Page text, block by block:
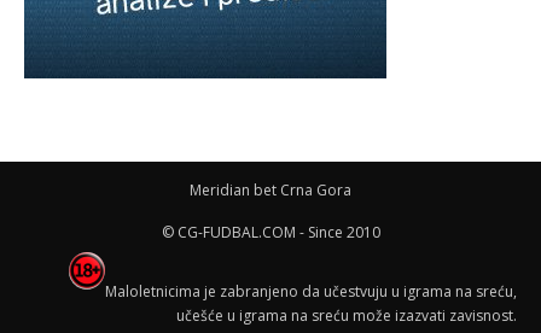
Meridian bet Crna Gora
© CG-FUDBAL.COM - Since 2010
Maloletnicima je zabranjeno da učestvuju u igrama na sreću,
učešće u igrama na sreću može izazvati zavisnost.